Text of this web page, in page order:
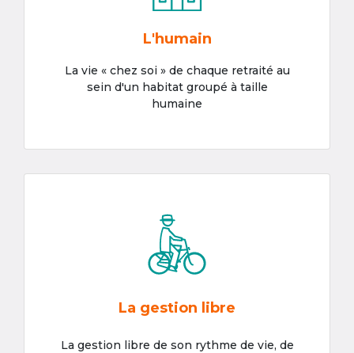
L'humain
La vie « chez soi » de chaque retraité au
sein d'un habitat groupé à taille
humaine
La gestion libre
La gestion libre de son rythme de vie, de